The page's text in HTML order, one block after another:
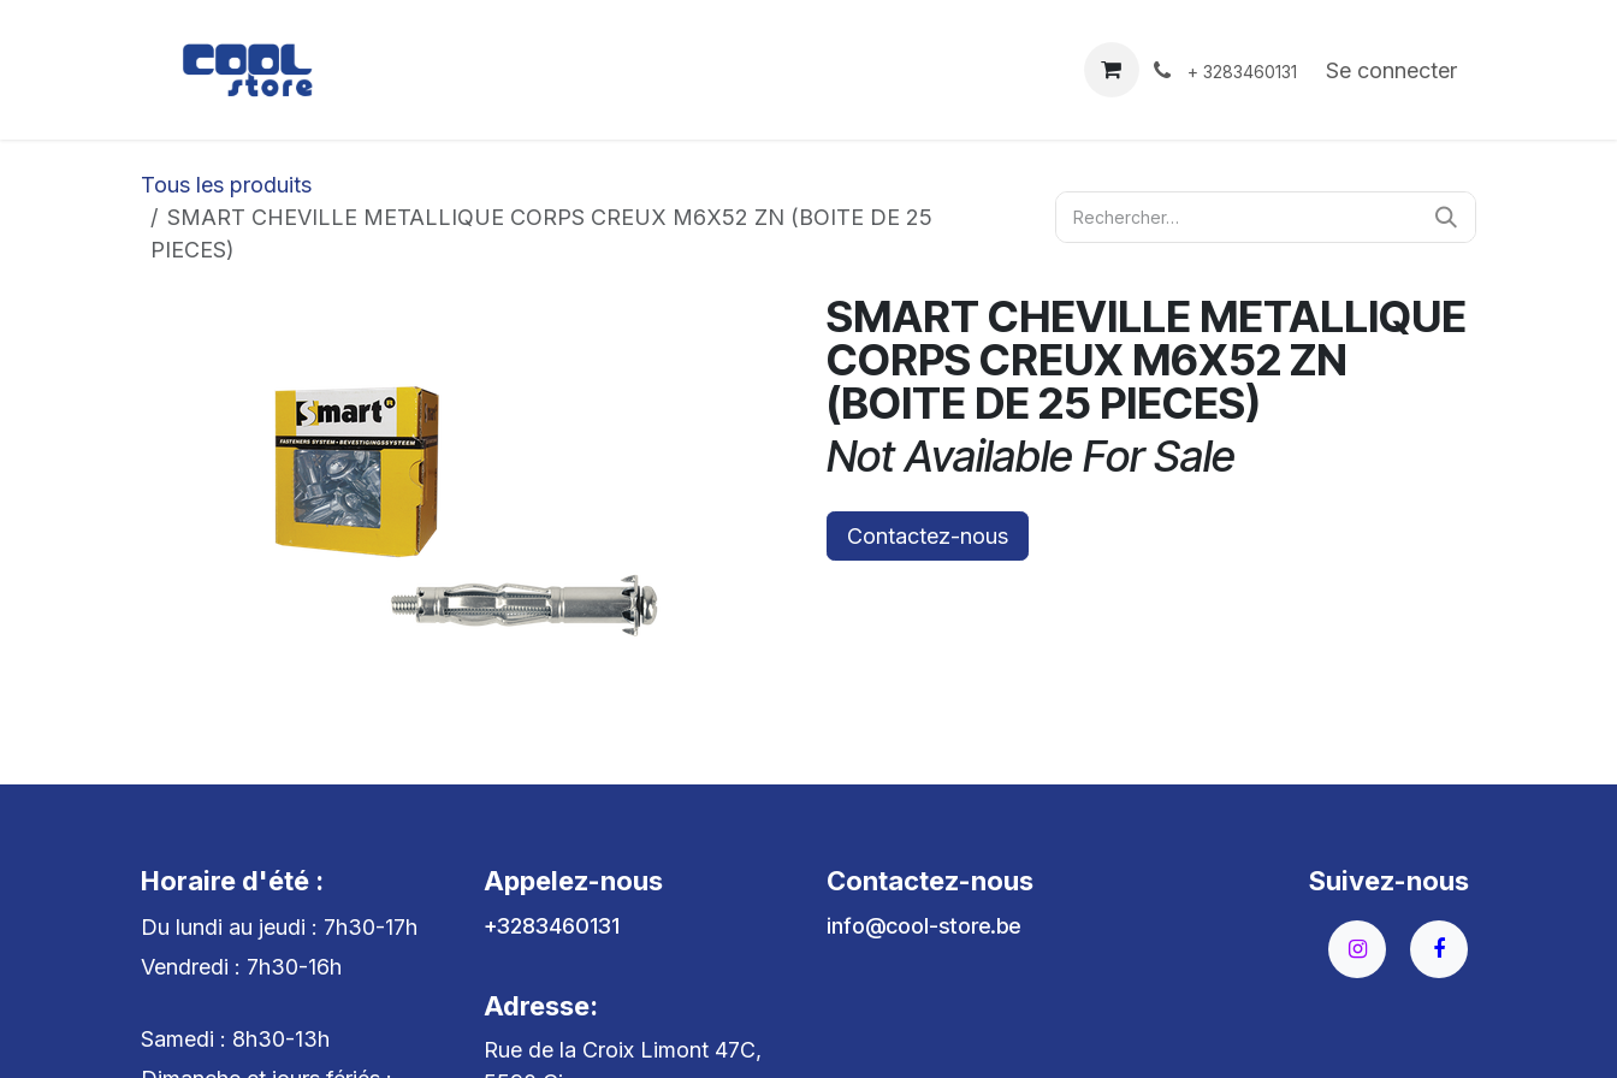
À propos Contact
+ 3283460131 Se connecter
Tous les produits
SMART CHEVILLE METALLIQUE CORPS CREUX M6X52 ZN (BOITE DE 25
PIECES)
SMART CHEVILLE METALLIQUE
CORPS CREUX M6X52 ZN
(BOITE DE 25 PIECES)
Not Available For Sale
Contactez-nous
Horaire d'été :
Du lundi au jeudi : 7h30-17h
Vendredi : 7h30-16h
Samedi : 8h30-13h
Appelez-nous
+3283460131
Adresse:
Rue de la Croix Limont 47C,
Contactez-nous
info@cool-store.be
Suivez-nous